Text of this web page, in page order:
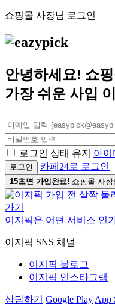
쇼핑몰 사장님 로그인
안녕하세요! 쇼
가장 쉬운 사입
로그인 상태 유지 아이
로그인 카페24로 로그인
15초면 가입완료! 쇼핑몰 사
이지픽은 어떤 서비스 인
이지픽 SNS 채널
이지픽 블로그
이지픽 인스타그램
상담하기 Google Play App